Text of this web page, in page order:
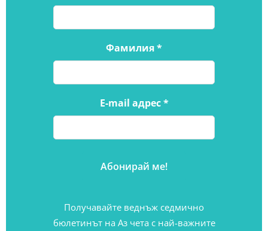
Фамилия*
E-mail адрес*
Получавайте веднъж седмично
бюлетинът на Аз чета с най-важните